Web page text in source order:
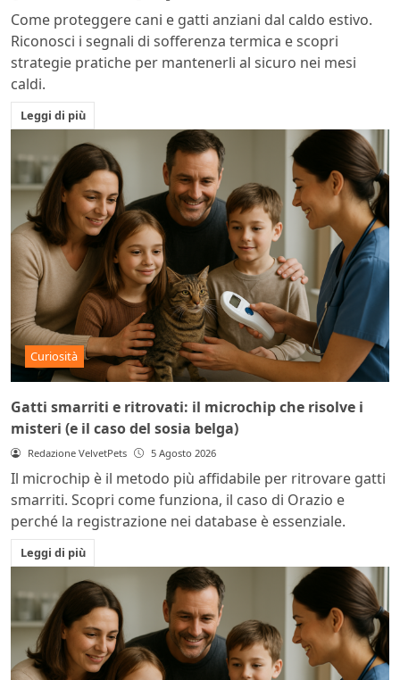
Come proteggere cani e gatti anziani dal caldo estivo.
Riconosci i segnali di sofferenza termica e scopri
strategie pratiche per mantenerli al sicuro nei mesi
caldi.
Leggi di più
Curiosità
Gatti smarriti e ritrovati: il microchip che risolve i
misteri (e il caso del sosia belga)
Redazione VelvetPets 5 Agosto 2026
Il microchip è il metodo più affidabile per ritrovare gatti
smarriti. Scopri come funziona, il caso di Orazio e
perché la registrazione nei database è essenziale.
Leggi di più